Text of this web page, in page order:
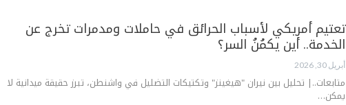
تعتيم أمريكي لأسباب الحرائق في حاملات ومدمرات تخرج عن
الخدمة.. أين يكمُنُ السر؟
أبريل 30, 2026
متابعات..| تحليل بين نيران "هيغينز" وتكتيكات التضليل في واشنطن، تبرز حقيقة ميدانية لا
يمكن…